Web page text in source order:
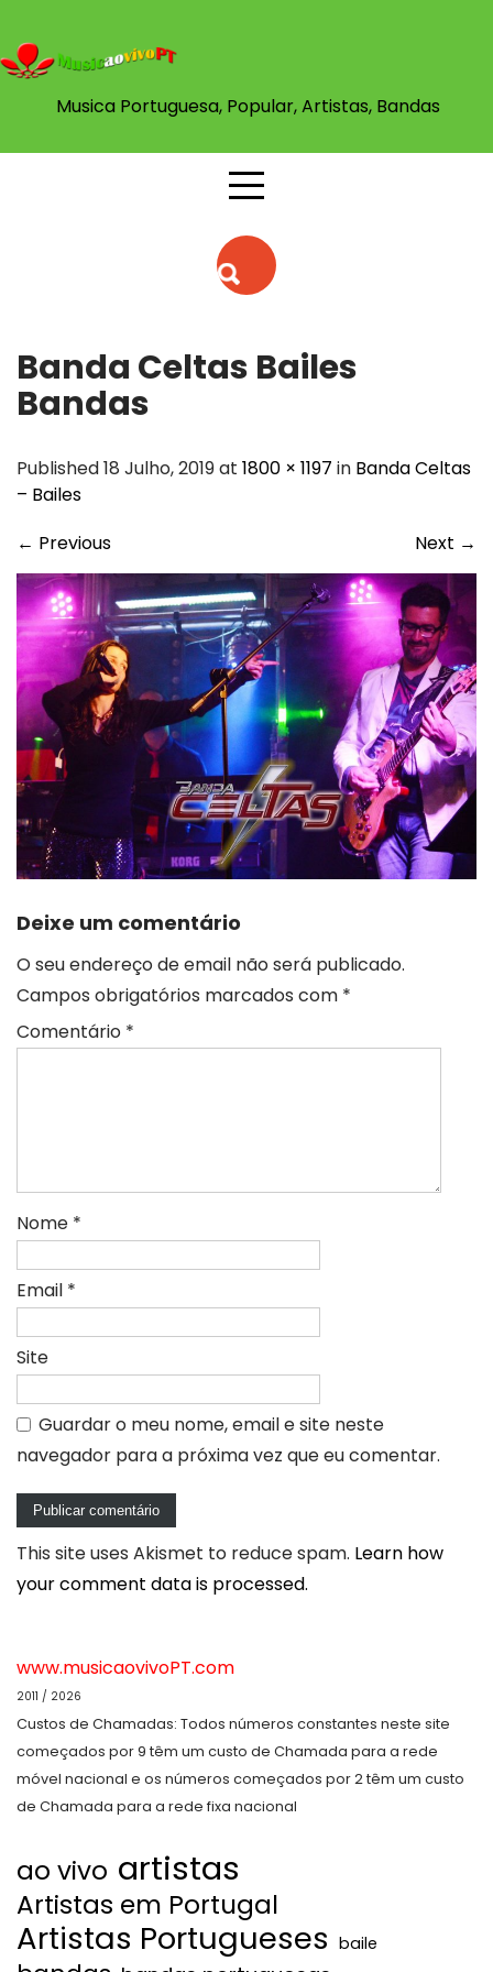
content
Musica Portuguesa, Popular, Artistas, Bandas
Banda Celtas Bailes
Bandas
Published 18 Julho, 2019 at 1800 × 1197 in Banda Celtas
– Bailes
← Previous Next →
Deixe um comentário
O seu endereço de email não será publicado.
Campos obrigatórios marcados com *
Comentário *
Nome *
Email *
Site
Guardar o meu nome, email e site neste
navegador para a próxima vez que eu comentar.
This site uses Akismet to reduce spam. Learn how
your comment data is processed.
www.musicaovivoPT.com
2011 / 2026
Custos de Chamadas: Todos números constantes neste site
começados por 9 têm um custo de Chamada para a rede
móvel nacional e os números começados por 2 têm um custo
de Chamada para a rede fixa nacional
ao vivo artistas
Artistas em Portugal
Artistas Portugueses baile